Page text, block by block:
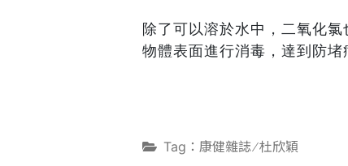
除了可以溶於水中，二氧化
物體表面進行消毒，達到防
Tag：康健雜誌 ∕ 杜欣穎